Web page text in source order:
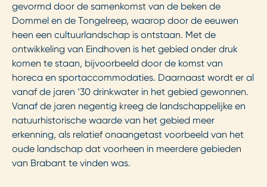
gevormd door de samenkomst van de beken de
Dommel en de Tongelreep, waarop door de eeuwen
heen een cultuurlandschap is ontstaan. Met de
ontwikkeling van Eindhoven is het gebied onder druk
komen te staan, bijvoorbeeld door de komst van
horeca en sportaccommodaties. Daarnaast wordt er al
vanaf de jaren ‘30 drinkwater in het gebied gewonnen.
Vanaf de jaren negentig kreeg de landschappelijke en
natuurhistorische waarde van het gebied meer
erkenning, als relatief onaangetast voorbeeld van het
oude landschap dat voorheen in meerdere gebieden
van Brabant te vinden was.